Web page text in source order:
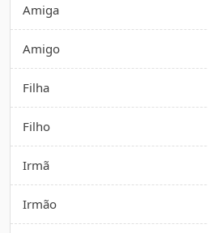
Amiga
Amigo
Filha
Filho
Irmã
Irmão